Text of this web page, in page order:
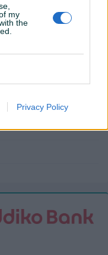
my
the
Privacy Policy